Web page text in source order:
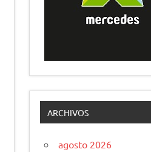
ARCHIVOS
agosto 2026